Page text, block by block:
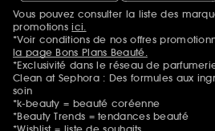
Mentions additionnelles
Vous pouvez consulter la liste des
promotionsici.
*Voir conditions de nos offres
la page Bons Plans Beauté.
*Exclusivité dans le réseau de
Clean at Sephora : Des formules aux
soin
*k-beauty = beauté coréenne
*Beauty Trends = tendances beauté